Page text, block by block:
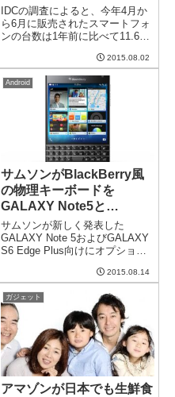
IDCの調査によると、今年4月か
ら6月に販売されたスマートフォ
ンの台数は1年前に比べて11.6%
うです。この値は過去2番目に多
い台数なのだとか。新興国市場
がけん引この台数をけん引した
のは、AppleのiPh...
2015.08.02
Android
サムソンがBlackBerry風
の物理キーボードを
GALAXY Note5と
GALAXY S6 Edge Plus向
けに用意
サムソンが新しく発表した
GALAXY Note 5およびGALAXY
S6 Edge Plus向けにオプション
ました。このキーボード、電源
いった仕組みになっているので
しょうか？スマホに...
2015.08.14
ガジェット
アマゾンが日本でも生鮮食